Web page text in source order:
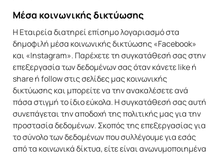
Μέσα κοινωνικής δικτύωσης
Η Εταιρεία διατηρεί επίσημο λογαριασμό στα
δημοφιλή μέσα κοινωνικής δικτύωσης «Facebook»
και «Instagram». Παρέχετε τη συγκατάθεσή σας στην
επεξεργασία των δεδομένων σας όταν κάνετε like ή
share ή follow στις σελίδες μας κοινωνικής
δικτύωσης και μπορείτε να την ανακαλέσετε ανά
πάσα στιγμή το ίδιο εύκολα. Η συγκατάθεσή σας αυτή
συνεπάγεται την αποδοχή της πολιτικής μας για την
προστασία δεδομένων. Σκοπός της επεξεργασίας για
το σύνολο των δεδομένων που συλλέγουμε για εσάς
από τα κοινωνικά δίκτυα, είτε είναι ανωνυμοποιημένα